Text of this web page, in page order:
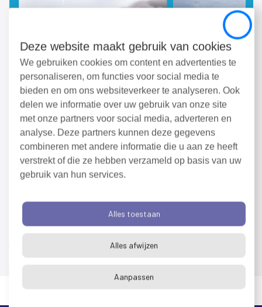
Close
Deze website maakt gebruik van cookies
We gebruiken cookies om content en advertenties te
personaliseren, om functies voor social media te
bieden en om ons websiteverkeer te analyseren. Ook
delen we informatie over uw gebruik van onze site
met onze partners voor social media, adverteren en
analyse. Deze partners kunnen deze gegevens
combineren met andere informatie die u aan ze heeft
verstrekt of die ze hebben verzameld op basis van uw
gebruik van hun services.
Alles toestaan
Alles afwijzen
Aanpassen